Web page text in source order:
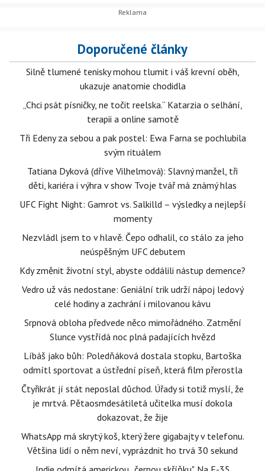
Doporučené články
Silně tlumené tenisky mohou tlumit i váš krevní oběh,
ukazuje anatomie chodidla
„Chci psát písničky, ne točit reelska.“ Katarzia o selhání,
terapii a online samotě
Tři Edeny za sebou a pak postel: Ewa Farna se pochlubila
svým rituálem
Tatiana Dyková (dříve Vilhelmová): Slavný manžel, tři
děti, kariéra i výhra v show Tvoje tvář má známý hlas
UFC Fight Night: Gamrot vs. Salkilld – výsledky a nejlepší
momenty
Nezvládl jsem to v hlavě. Čepo odhalil, co stálo za jeho
neúspěšným UFC debutem
Kdy změnit životní styl, abyste oddálili nástup demence?
Vedro už vás nedostane: Geniální trik udrží nápoj ledový
celé hodiny a zachrání i milovanou kávu
Srpnová obloha předvede něco mimořádného. Zatmění
Slunce vystřídá noc plná padajících hvězd
Líbáš jako bůh: Poledňáková dostala stopku, Bartoška
odmítl sportovat a ústřední píseň, která film přerostla
Čtyřikrát jí stát neposlal důchod. Úřady si totiž myslí, že
je mrtvá. Pětaosmdesátiletá učitelka musí dokola
dokazovat, že žije
WhatsApp má skrytý koš, který žere gigabajty v telefonu.
Většina lidí o něm neví, vyprázdnit ho trvá 30 sekund